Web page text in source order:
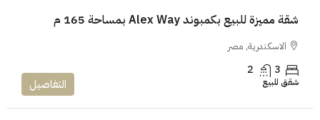
شقة مميزة للبيع بكمبوند Alex Way بمساحة 165 م
الاسكندرية, مصر
3
2
شقق للبيع التفاصيل